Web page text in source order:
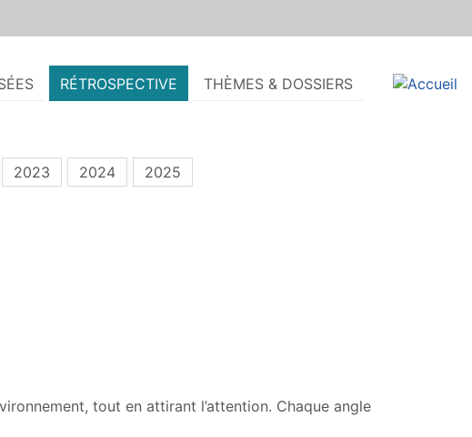
RÉTROSPECTIVE THÈMES & DOSSIERS
2023 2024 2025
tout en attirant l’attention. Chaque angle